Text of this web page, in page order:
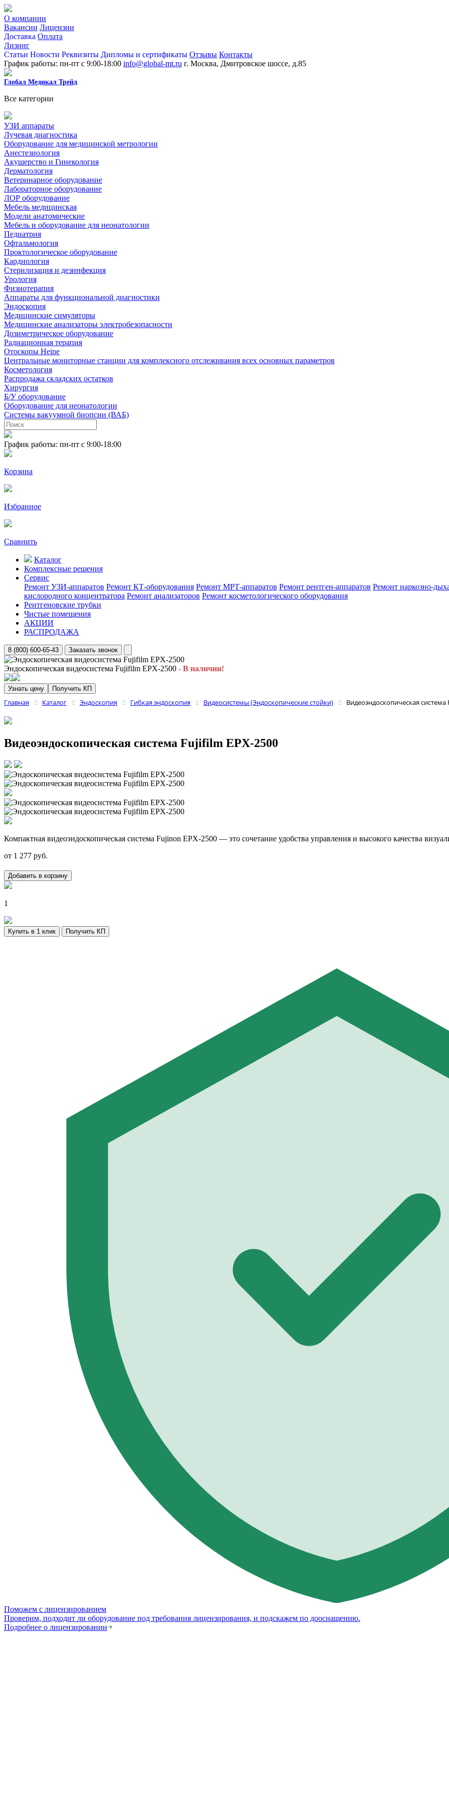
О компании
Вакансии Лицензии
Доставка Оплата
Лизинг
Статьи Новости Реквизиты Дипломы и сертификаты Отзывы Контакты
График работы: пн-пт с 9:00-18:00 info@global-mt.ru г. Москва, Дмитровское шоссе, д.85
Глобал Медикал Трейд
Все категории
УЗИ аппараты
Лучевая диагностика
Оборудование для медицинской метрологии
Анестезиология
Акушерство и Гинекология
Дерматология
Ветеринарное оборудование
Лабораторное оборудование
ЛОР оборудование
Мебель медицинская
Модели анатомические
Мебель и оборудование для неонатологии
Педиатрия
Офтальмология
Проктологическое оборудование
Кардиология
Стерилизация и дезинфекция
Урология
Физиотерапия
Аппараты для функциональной диагностики
Эндоскопия
Медицинские симуляторы
Медицинские анализаторы электробезопасности
Дозиметрическое оборудование
Радиационная терапия
Отоскопы Heine
Центральные мониторные станции для комплексного отслеживания всех основных параметров
Косметология
Распродажа складских остатков
Хирургия
Б/У оборудование
Оборудование для неонатологии
Системы вакуумной биопсии (ВАБ)
График работы: пн-пт с 9:00-18:00
Корзина
Избранное
Сравнить
Каталог
Комплексные решения
Сервис
Ремонт УЗИ-аппаратов Ремонт КТ-оборудования Ремонт МРТ-аппаратов Ремонт рентген-аппаратов Ремонт наркозно-
кислородного концентратора Ремонт анализаторов Ремонт косметологического оборудования
Рентгеновские трубки
Чистые помещения
АКЦИИ
РАСПРОДАЖА
8 (800) 600-65-43 Заказать звонок
Эндоскопическая видеосистема Fujifilm EPX-2500 - В наличии!
Узнать цену Получить КП
Главная Каталог Эндоскопия Гибкая эндоскопия Видеосистемы (Эндоскопические стойки) Видеоэндоскопическая система
Видеоэндоскопическая система Fujifilm EPX-2500
Компактная видеоэндоскопическая система Fujinon EPX-2500 — это сочетание удобства управления и высокого качества
от 1 277 руб.
Добавить в корзину
1
Купить в 1 клик Получить КП
Поможем с лицензированием
Проверим, подходит ли оборудование под требования лицензирования, и подскажем по дооснащению.
Подробнее о лицензировании